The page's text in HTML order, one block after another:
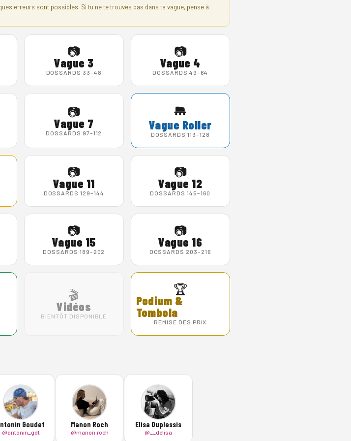
erreurs sont possibles. Si tu ne te trouves pas dans ta vague, pense à
📷
Vague 3
DOSSARDS 33–48
📷
Vague 4
DOSSARDS 49–64
📷
Vague 7
DOSSARDS 97–112
Vague Roller
DOSSARDS 113–128
📷
Vague 11
DOSSARDS 129–144
📷
Vague 12
DOSSARDS 145–160
📷
Vague 15
DOSSARDS 189–202
📷
Vague 16
DOSSARDS 203–216
🎬
Vidéos
BIENTÔT DISPONIBLE
🏆
Podium &
Tombola
REMISE DES PRIX
Goudet
@antonin_gdt
Manon Roch
@manon.roch
Elisa Duplessis
@__delisa